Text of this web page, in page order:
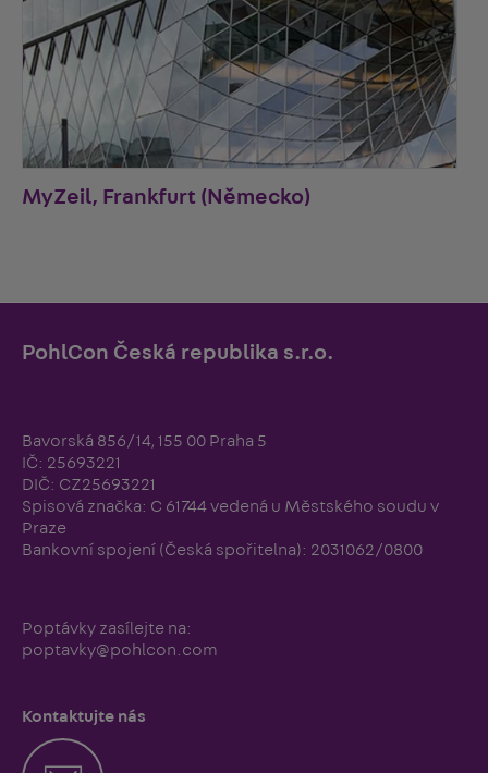
MyZeil, Frankfurt (Německo)
PohlCon Česká republika s.r.o.
Bavorská 856/14, 155 00 Praha 5
IČ: 25693221
DIČ: CZ25693221
Spisová značka: C 61744 vedená u Městského soudu v
Praze
Bankovní spojení (Česká spořitelna): 2031062/0800
Poptávky zasílejte na:
poptavky@pohlcon.com
Kontaktujte nás